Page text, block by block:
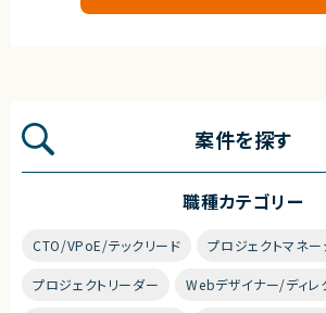
案件を探す
職種カテゴリー
CTO/VPoE/テックリード プロジェクトマネー
プロジェクトリーダー Webデザイナー/ディレ